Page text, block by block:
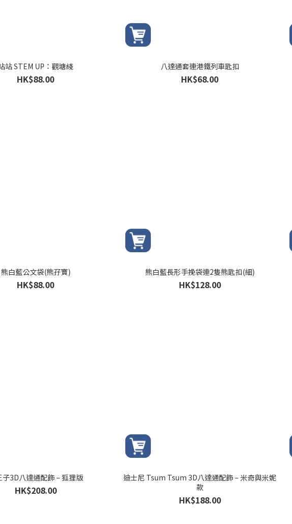
站 STEM UP：觀塘綫
HK$88.00
八達通套連港鐵列車匙扣
HK$68.00
熊白藍公文袋(熊孖寶)
HK$88.00
熊白藍長形手挽袋連2隻熊匙扣(細)
HK$128.00
子3D八達通配飾 – 狐狸版
HK$208.00
迪士尼 Tsum Tsum 3D八達通配飾 – 米奇與米妮
款
HK$188.00